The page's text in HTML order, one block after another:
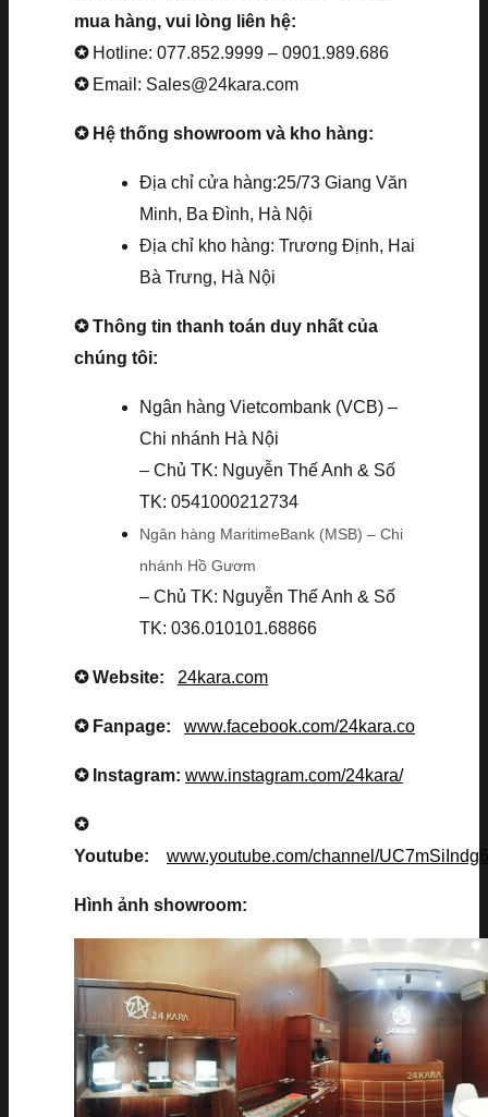
mua hàng, vui lòng liên hệ:
✪ Hotline: 077.852.9999 – 0901.989.686
✪ Email: Sales@24kara.com
✪ Hệ thống showroom và kho hàng:
Địa chỉ cửa hàng:25/73 Giang Văn
Minh, Ba Đình, Hà Nội
Địa chỉ kho hàng: Trương Định, Hai
Bà Trưng, Hà Nội
✪ Thông tin thanh toán duy nhất của
chúng tôi:
Ngân hàng Vietcombank (VCB) –
Chi nhánh Hà Nội
– Chủ TK: Nguyễn Thế Anh & Số
TK: 0541000212734
Ngân hàng MaritimeBank (MSB) – Chi
nhánh Hồ Gươm
– Chủ TK: Nguyễn Thế Anh & Số
TK: 036.010101.68866
✪ Website: 24kara.com
✪ Fanpage: www.facebook.com/24kara.co
✪ Instagram: www.instagram.com/24kara/
✪
Youtube: www.youtube.com/channel/
Hình ảnh showroom: